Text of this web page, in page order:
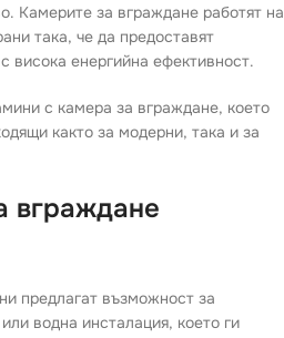
Камерите за вграждане работят на
така, че да предоставят
висока енергийна ефективност.
с камера за вграждане, което
както за модерни, така и за
вграждане
предлагат възможност за
водна инсталация, което ги